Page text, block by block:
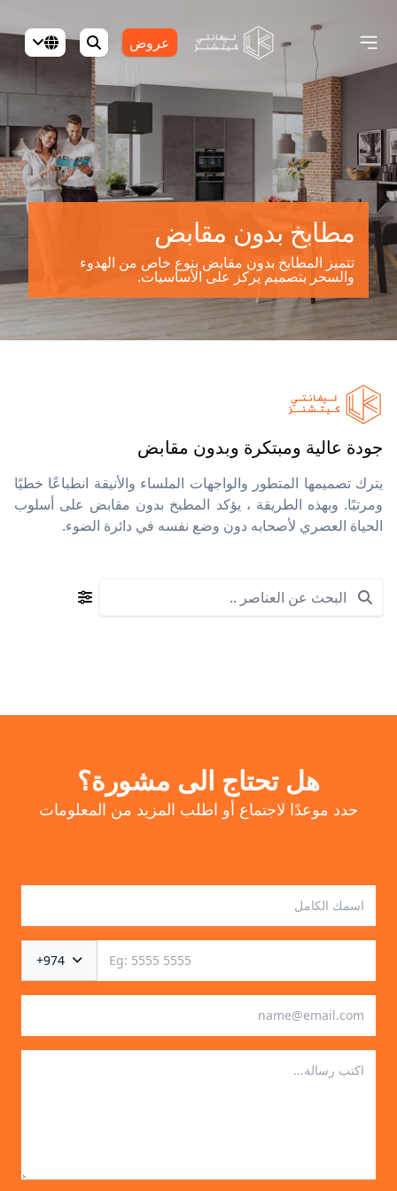
عروض
مطابخ بدون مقابض
تتميز المطابخ بدون مقابض بنوع خاص من الهدوء
والسحر بتصميم يركز على الأساسيات.
جودة عالية ومبتكرة وبدون مقابض
يترك تصميمها المتطور والواجهات الملساء والأنيقة انطباعًا خطيًا
ومرتبًا. وبهذه الطريقة ، يؤكد المطبخ بدون مقابض على أسلوب
الحياة العصري لأصحابه دون وضع نفسه في دائرة الضوء.
Search
هل تحتاج الى مشورة؟
حدد موعدًا لاجتماع أو اطلب المزيد من المعلومات
+974